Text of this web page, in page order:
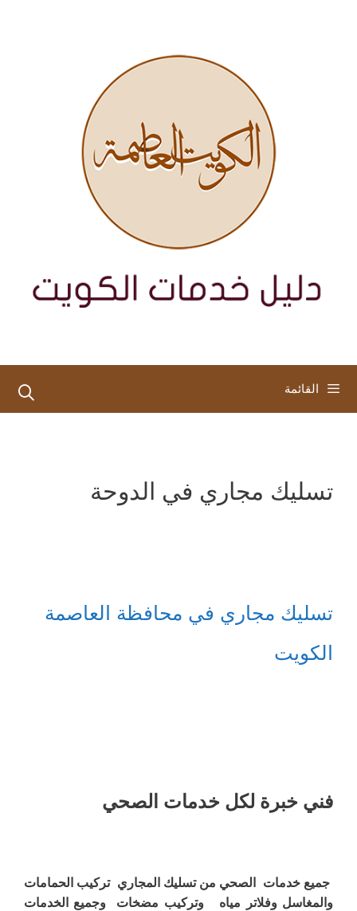
القائمة
تسليك مجاري في الدوحة
تسليك مجاري في محافظة العاصمة
الكويت
فني خبرة لكل خدمات الصحي
جميع خدمات الصحي من تسليك المجاري تركيب الحمامات
والمغاسل وفلاتر مياه وتركيب مضخات وجميع الخدمات